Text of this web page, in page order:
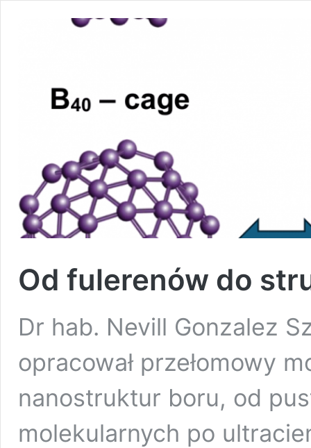
Od fulerenów do
Dr hab. Nevill Gonzalez
opracował przełomowy
nanostruktur boru, od
molekularnych po